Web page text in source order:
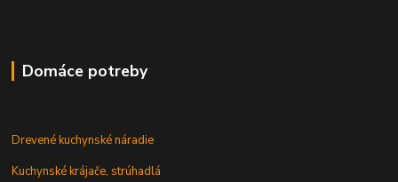
Domáce potreby
Drevené kuchynské náradie
Kuchynské krájače, strúhadlá